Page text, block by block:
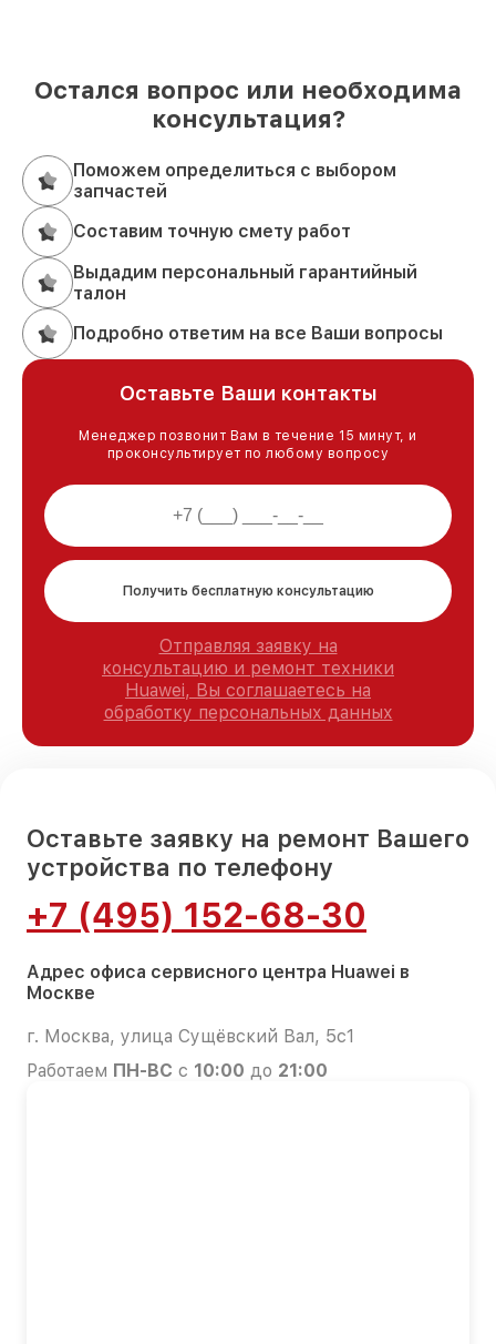
Остался вопрос или необходима
консультация?
Поможем определиться с выбором
запчастей
Составим точную смету работ
Выдадим персональный гарантийный
талон
Подробно ответим на все Ваши вопросы
Оставьте Ваши контакты
Менеджер позвонит Вам в течение 15 минут, и
проконсультирует по любому вопросу
Получить бесплатную консультацию
Отправляя заявку на
консультацию и ремонт техники
Huawei, Вы соглашаетесь на
обработку персональных данных
Оставьте заявку на ремонт Вашего
устройства по телефону
+7 (495) 152-68-30
Адрес офиса сервисного центра Huawei в
Москве
г. Москва, улица Сущёвский Вал, 5с1
Работаем ПН-ВС с 10:00 до 21:00